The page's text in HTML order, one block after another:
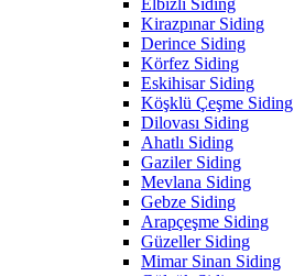
Elbizli Siding
Kirazpınar Siding
Derince Siding
Körfez Siding
Eskihisar Siding
Köşklü Çeşme Siding
Dilovası Siding
Ahatlı Siding
Gaziler Siding
Mevlana Siding
Gebze Siding
Arapçeşme Siding
Güzeller Siding
Mimar Sinan Siding